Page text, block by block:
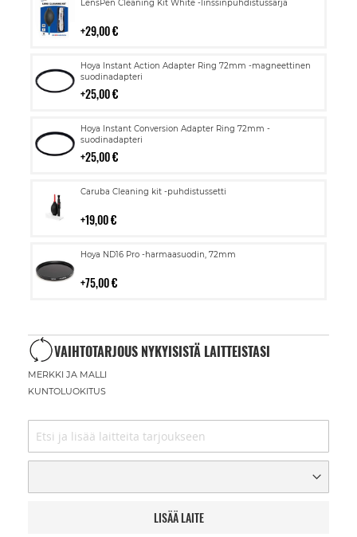
LensPen Cleaning Kit White -linssinpuhdistussarja
29,00 €
Hoya Instant Action Adapter Ring 72mm -magneettinen
suodinadapteri
25,00 €
Lisää
ostoskoriin
Hoya Instant Conversion Adapter Ring 72mm -
suodinadapteri
25,00 €
Lisää
ostoskoriin
Caruba Cleaning kit -puhdistussetti
19,00 €
Lisää
Hoya ND16 Pro -harmaasuodin, 72mm
75,00 €
Lisää
VAIHTOTARJOUS NYKYISISTÄ LAITTEISTASI
MERKKI JA MALLI
KUNTOLUOKITUS
LISÄÄ LAITE